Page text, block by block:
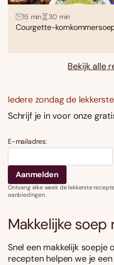
15 min 30 min
Courgette-
Bekijk alle
Iedere zondag de
Schrijf je in voor onze
E-mailadres:
Ontvang elke week de lekkerste
aanbiedingen.
Makkelijke soep
Snel een makkelijk soepje
recepten helpen we je een